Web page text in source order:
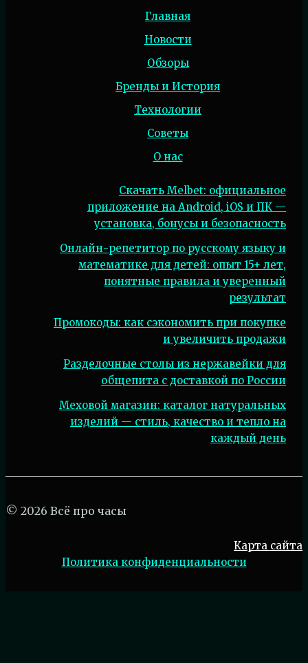
Главная
Новости
Обзоры
Бренды и История
Технологии
Советы
О нас
Скачать Melbet: официальное
приложение на Android, iOS и ПК —
установка, бонусы и безопасность
Онлайн-репетитор по русскому языку и
математике для детей: опыт 15+ лет,
понятные правила и уверенный
результат
Промокоды: как сэкономить при покупке
и увеличить продажи
Разделочные столы из нержавейки для
общепита с доставкой по России
Меховой магазин: каталог натуральных
изделий — стиль, качество и тепло на
каждый день
© 2026 Всё про часы
Карта сайта
Политика конфиденциальности